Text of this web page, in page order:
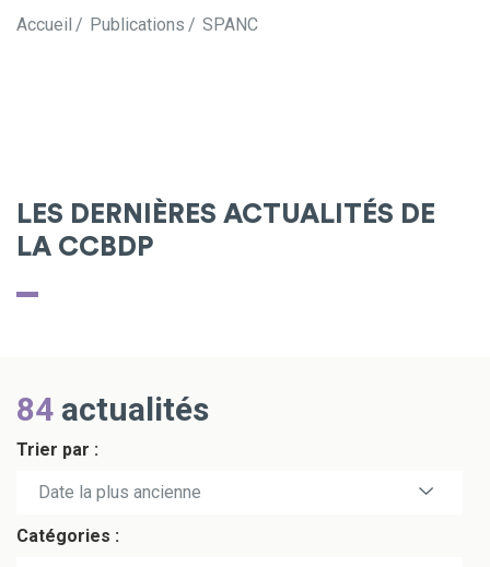
Accueil Publications SPANC
LES DERNIÈRES ACTUALITÉS DE
LA CCBDP
84 actualités
Trier par :
Date la plus récente
Date la plus ancienne
Catégories :